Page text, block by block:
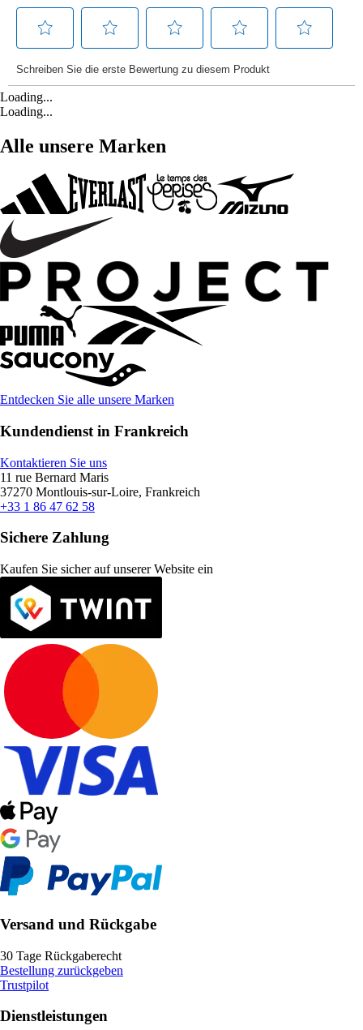
Loading...
Loading...
Alle unsere Marken
Entdecken Sie alle unsere Marken
Kundendienst in Frankreich
Kontaktieren Sie uns
11 rue Bernard Maris
37270 Montlouis-sur-Loire, Frankreich
+33 1 86 47 62 58
Sichere Zahlung
Kaufen Sie sicher auf unserer Website ein
Versand und Rückgabe
30 Tage Rückgaberecht
Bestellung zurückgeben
Trustpilot
Dienstleistungen